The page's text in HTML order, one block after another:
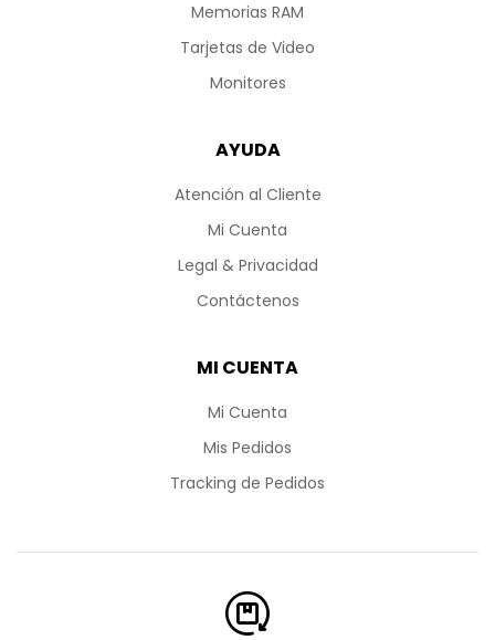
Memorias RAM
Tarjetas de Video
Monitores
AYUDA
Atención al Cliente
Mi Cuenta
Legal & Privacidad
Contáctenos
MI CUENTA
Mi Cuenta
Mis Pedidos
Tracking de Pedidos